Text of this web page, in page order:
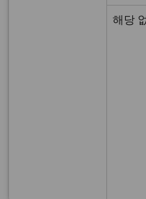
해당